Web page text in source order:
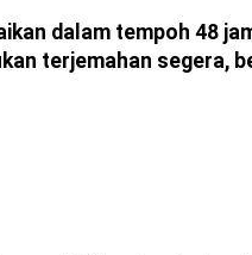
dalam tempoh 48
terjemahan segera,